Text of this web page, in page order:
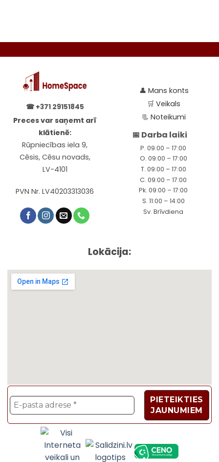
☎ +371 29151845
Preces var saņemt arī
klātienē:
Rūpniecības iela 9,
Cēsis, Cēsu novads,
LV-4101
PVN Nr. LV40203313036
👤 Mans konts
🛒Veikals
📃Noteikumi
📅 Darba laiki
P. 09:00 – 17:00
O. 09:00 – 17:00
T. 09:00 – 17:00
C. 09:00 – 17:00
Pk. 09:00 – 17:00
S. 11:00 – 14:00
Sv. Brīvdiena
Lokācija: